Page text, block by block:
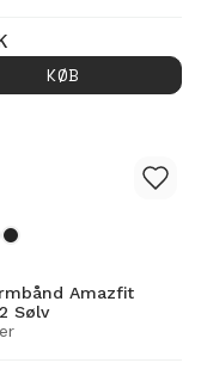
KØB
Amazfit
Sølv